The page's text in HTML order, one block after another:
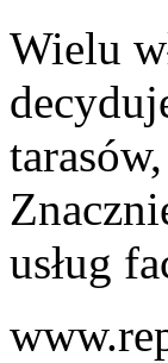
Wielu
usług